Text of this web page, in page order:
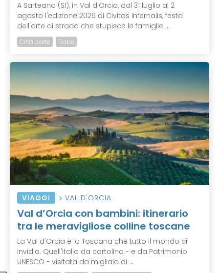
A Sarteano (SI), in Val d'Orcia, dal 31 luglio al 2
agosto l'edizione 2026 di Civitas Infernalis, festa
dell'arte di strada che stupisce le famiglie ...
Città d'arte Fiabe
VIAGGI VAL D'ORCIA
Val d’Orcia con bambini: itinerario
tra le meravigliose colline toscane
La Val d'Orcia è la Toscana che tutto il mondo ci
invidia. Quell'Italia da cartolina - e da Patrimonio
UNESCO - visitata da migliaia di ...